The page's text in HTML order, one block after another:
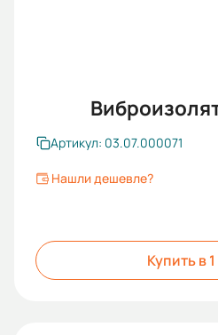
Артикул: 03.07.000071
Нашли дешевле?
Купить в